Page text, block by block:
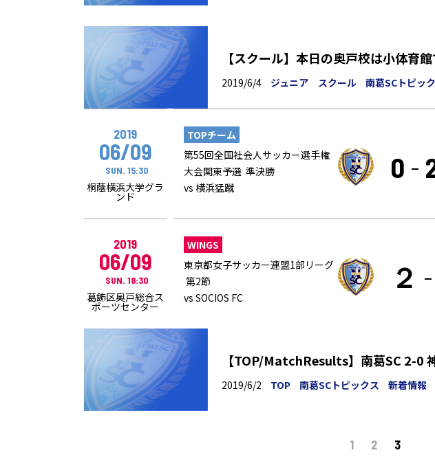
【スクール】本日の奥戸校は小体育
2019/6/4 ジュニア スクール 南葛SCトピッ
2019
06/09
SUN. 15:30
桐蔭横浜大学グラ
ンド
TOPチーム
第55回全国社会人サッカー選手権
大会関東予選 準決勝
vs 横浜猛蹴
0
2019
06/09
SUN. 18:30
葛飾区奥戸総合ス
ポーツセンター
WINGS
東京都女子サッカー連盟1部リーグ
第2節
vs SOCIOS FC
２
【TOP/MatchResults】南葛SC 2-0
2019/6/2 TOP 南葛SCトピックス 新着情報
1 2 3